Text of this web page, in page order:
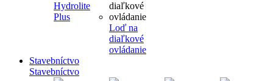
Hydrolite
Plus
Loď na
diaľkové
ovládanie
Stavebníctvo
Stavebníctvo